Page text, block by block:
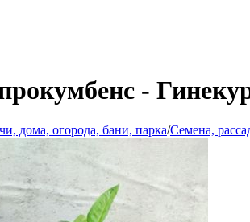
-
дома, огорода, бани, парка/Семена,